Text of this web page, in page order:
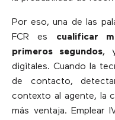
Por eso, una de las
FCR es cualificar
primeros segundos,
digitales. Cuando la
de contacto,
contexto al agente, la
más ventaja. Emplear